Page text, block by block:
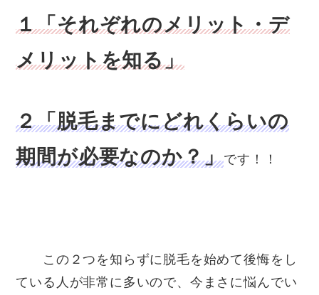
１「それぞれのメリット・デ
メリットを知る」
２「脱毛までにどれくらいの
期間が必要なのか？」です！！
この２つを知らずに脱毛を始めて後悔をし
ている人が非常に多いので、今まさに悩んでい